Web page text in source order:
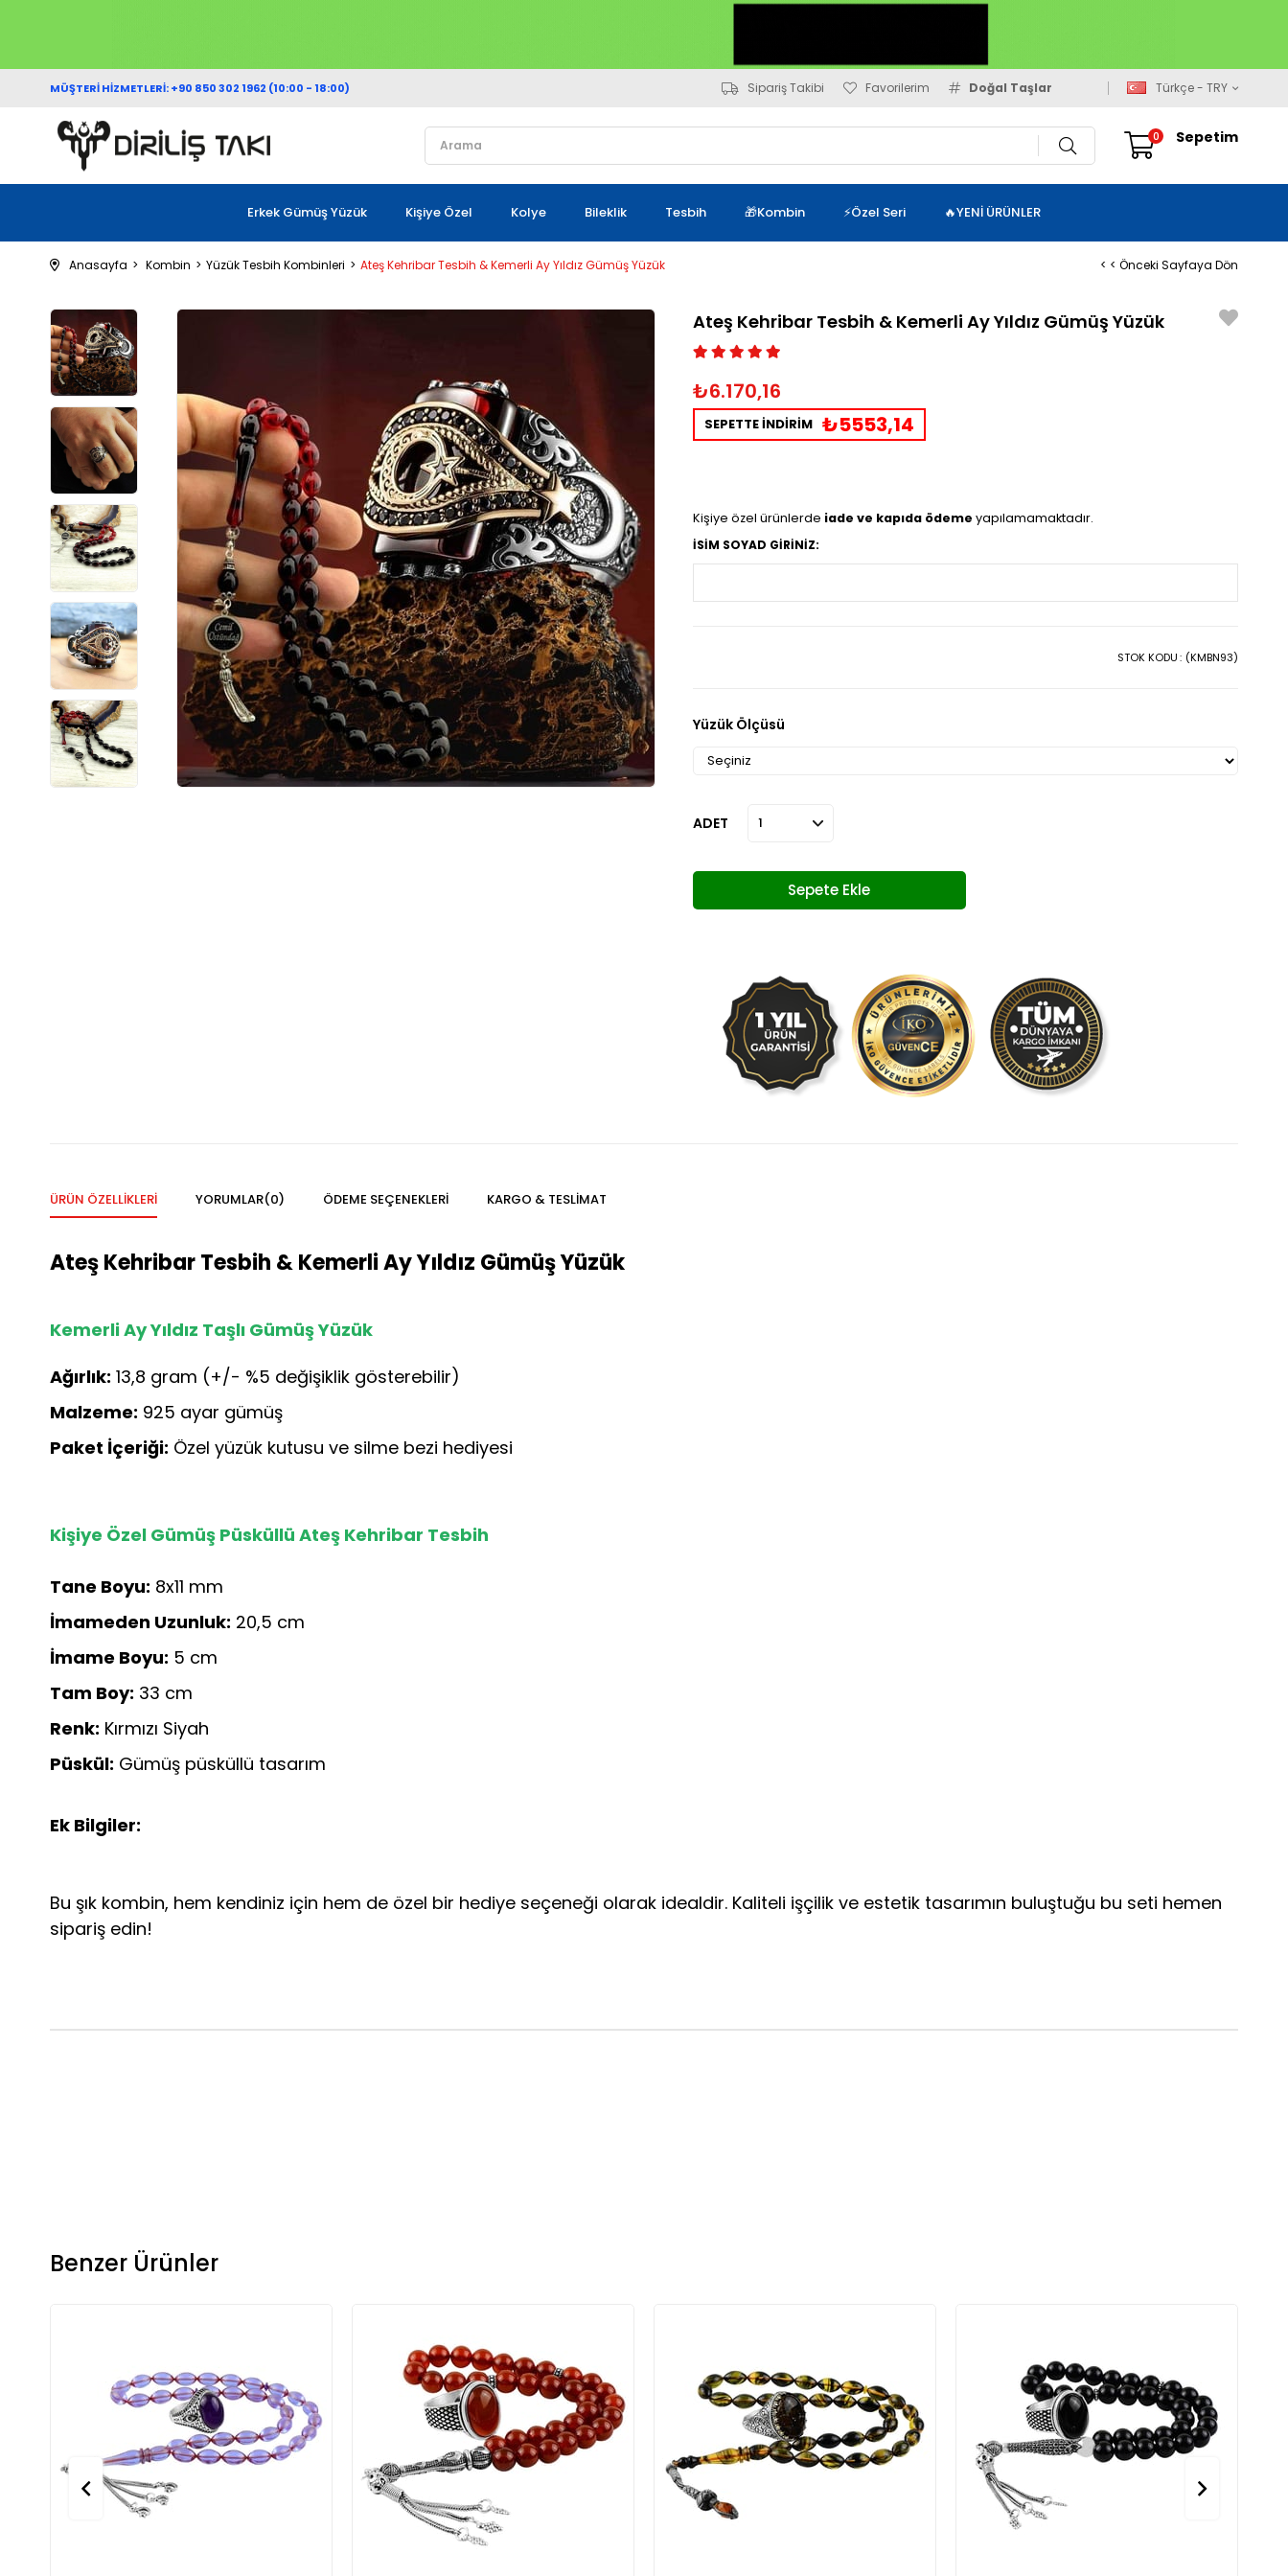
MÜŞTERİ HİZMETLERİ: +90 850 302 1962 (10:00 - 18:00) Sipariş Takibi Favorilerim Doğal Taşlar Türkçe - TRY
Sepetim
0
Erkek Gümüş Yüzük Kişiye Özel Kolye Bileklik Tesbih 🎁Kombin ⚡Özel Seri 🔥YENİ ÜRÜNLER
Anasayfa Kombin Yüzük Tesbih Kombinleri Ateş Kehribar Tesbih & Kemerli Ay Yıldız Gümüş Yüzük < < Önceki Sayfaya Dön
Ateş Kehribar Tesbih & Kemerli Ay Yıldız Gümüş Yüzük
₺6.170,16
SEPETTE İNDİRİM ₺5553,14
Kişiye özel ürünlerde iade ve kapıda ödeme yapılamamaktadır.
İSİM SOYAD GİRİNİZ:
STOK KODU (KMBN93)
Yüzük Ölçüsü
ADET
ÜRÜN ÖZELLIKLERI YORUMLAR(0) ÖDEME SEÇENEKLERI KARGO & TESLIMAT
Ateş Kehribar Tesbih & Kemerli Ay Yıldız Gümüş Yüzük
Kemerli Ay Yıldız Taşlı Gümüş Yüzük
Ağırlık: 13,8 gram (+/- %5 değişiklik gösterebilir)
Malzeme: 925 ayar gümüş
Paket İçeriği: Özel yüzük kutusu ve silme bezi hediyesi
Kişiye Özel Gümüş Püsküllü Ateş Kehribar Tesbih
Tane Boyu: 8x11 mm
İmameden Uzunluk: 20,5 cm
İmame Boyu: 5 cm
Tam Boy: 33 cm
Renk: Kırmızı Siyah
Püskül: Gümüş püsküllü tasarım
Ek Bilgiler:
Bu şık kombin, hem kendiniz için hem de özel bir hediye seçeneği olarak idealdir. Kaliteli işçilik ve estetik tasarımın buluştuğu bu seti hemen
sipariş edin!
Benzer Ürünler